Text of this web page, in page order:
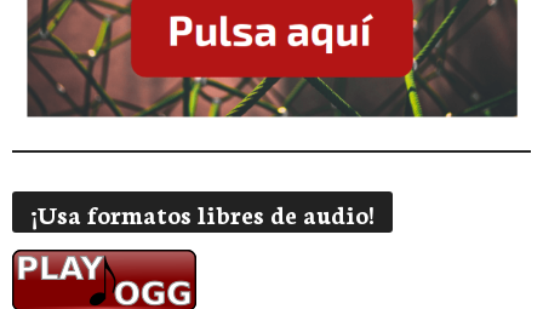
¡Usa formatos libres de audio!